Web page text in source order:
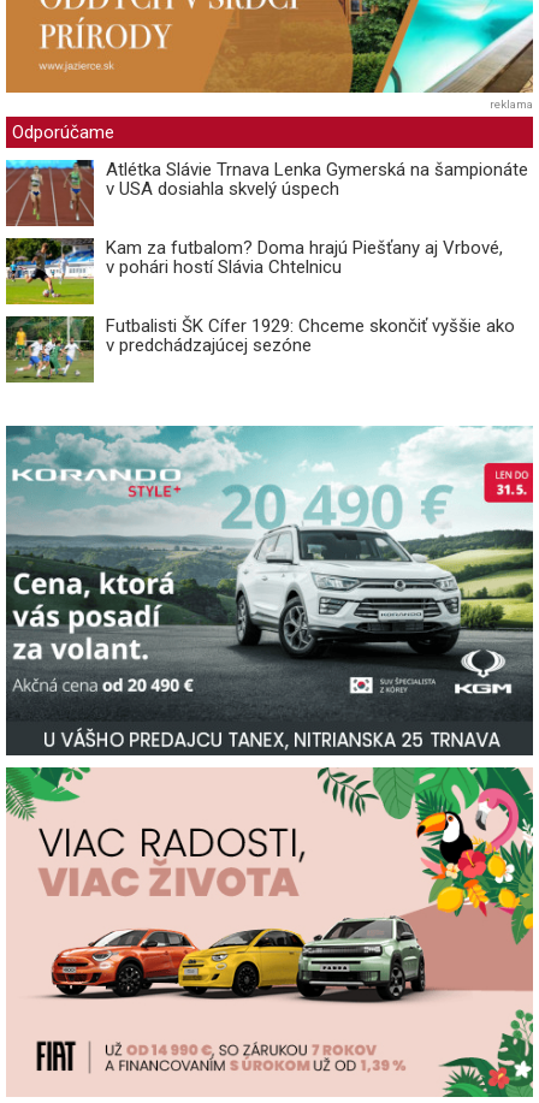
reklama
Odporúčame
Atlétka Slávie Trnava Lenka Gymerská na šampionáte
v USA dosiahla skvelý úspech
Kam za futbalom? Doma hrajú Piešťany aj Vrbové,
v pohári hostí Slávia Chtelnicu
Futbalisti ŠK Cífer 1929: Chceme skončiť vyššie ako
v predchádzajúcej sezóne